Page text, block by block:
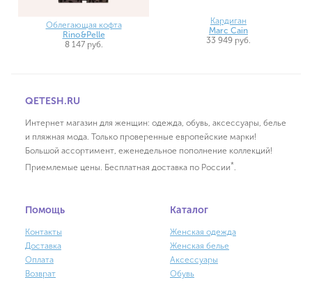
Облегающая кофта
Rino&Pelle
8 147 руб.
Кардиган
Marc Cain
33 949 руб.
QETESH.RU
Интернет магазин для женщин: одежда, обувь, аксессуары, белье
и пляжная мода. Только проверенные европейские марки!
Большой ассортимент, еженедельное пополнение коллекций!
Приемлемые цены. Бесплатная доставка по России*.
Помощь
Контакты
Доставка
Оплата
Возврат
Каталог
Женская одежда
Женская белье
Аксессуары
Обувь